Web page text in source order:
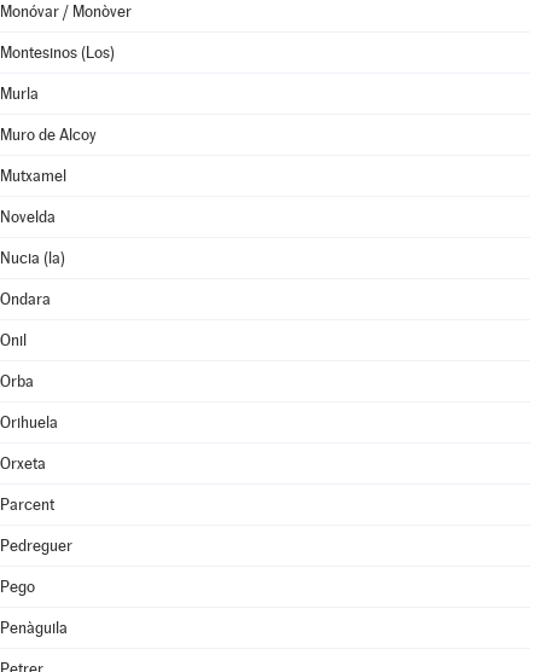
Monóvar / Monòver
Montesinos (Los)
Murla
Muro de Alcoy
Mutxamel
Novelda
Nucia (la)
Ondara
Onil
Orba
Orihuela
Orxeta
Parcent
Pedreguer
Pego
Penàguila